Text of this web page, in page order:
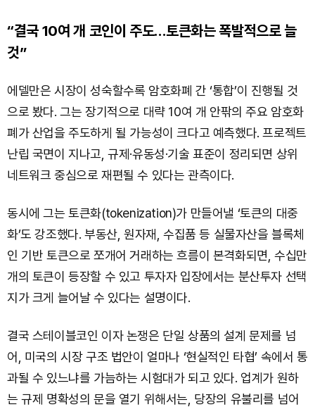
“결국 10여 개 코인이 주도…토큰화는 폭발적으로 늘
것”
에델만은 시장이 성숙할수록 암호화폐 간 ‘통합’이 진행될 것
으로 봤다. 그는 장기적으로 대략 10여 개 안팎의 주요 암호화
폐가 산업을 주도하게 될 가능성이 크다고 예측했다. 프로젝트
난립 국면이 지나고, 규제·유동성·기술 표준이 정리되면 상위
네트워크 중심으로 재편될 수 있다는 관측이다.
동시에 그는 토큰화(tokenization)가 만들어낼 ‘토큰의 대중
화’도 강조했다. 부동산, 원자재, 수집품 등 실물자산을 블록체
인 기반 토큰으로 쪼개어 거래하는 흐름이 본격화되면, 수십만
개의 토큰이 등장할 수 있고 투자자 입장에서는 분산투자 선택
지가 크게 늘어날 수 있다는 설명이다.
결국 스테이블코인 이자 논쟁은 단일 상품의 설계 문제를 넘
어, 미국의 시장 구조 법안이 얼마나 ‘현실적인 타협’ 속에서 통
과될 수 있느냐를 가늠하는 시험대가 되고 있다. 업계가 원하
는 규제 명확성의 문을 열기 위해서는, 당장의 유불리를 넘어